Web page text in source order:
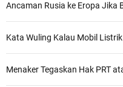
Ancaman Rusia ke Eropa Jika
Kata Wuling Kalau Mobil
Menaker Tegaskan Hak PRT